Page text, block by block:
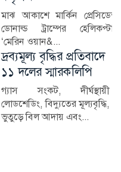
অনলাইনে প্রেমের সম্পর্ক গড়ে তার
ব্যক্তিগত ছবি ও ভিডিও...
২৪ ঘণ্টায় হামে আক্রান্ত
৮১৮, মৃত্যু ৬
দেশে গত ২৪ ঘণ্টায় হামের
উপসর্গ নিয়ে আরও ৬ জনের
মৃত্যু হয়েছে। একই সময়ে হাম